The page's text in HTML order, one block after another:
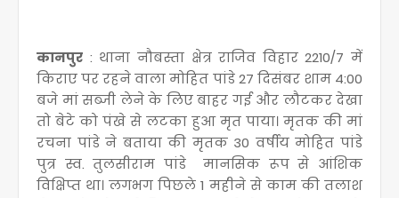
कानपुर : थाना नौबस्ता क्षेत्र राजिव विहार 2210/7 में
किराए पर रहने वाला मोहित पांडे 27 दिसंबर शाम 4:00
बजे मां सब्जी लेने के लिए बाहर गई और लौटकर देखा
तो बेटे को पंखे से लटका हुआ मृत पाया। मृतक की मां
रचना पांडे ने बताया की मृतक 30 वर्षीय मोहित पांडे
पुत्र स्व. तुलसीराम पांडे मानसिक रूप से आंशिक
विक्षिप्त था। लगभग पिछले 1 महीने से काम की तलाश